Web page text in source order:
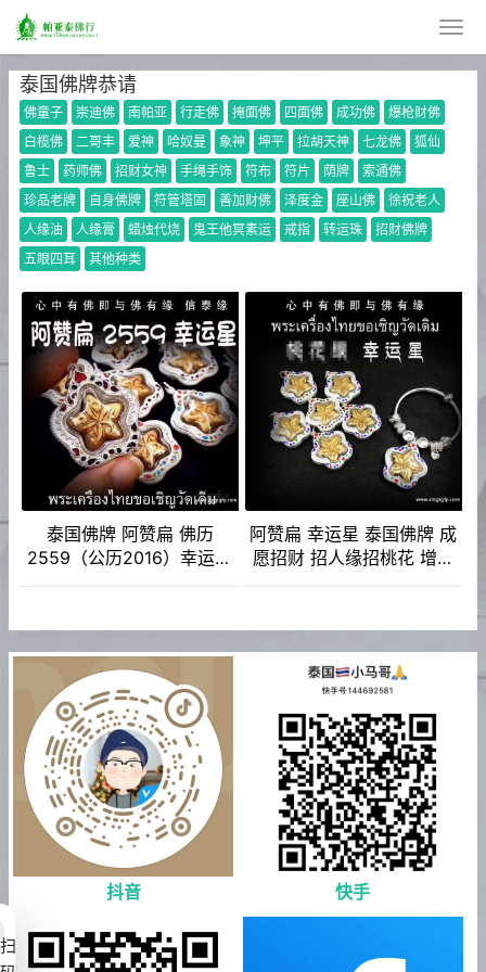
泰国佛牌恭请
佛童子 崇迪佛 南帕亚 行走佛 掩面佛 四面佛 成功佛
爆枪财佛
白榄佛
二哥丰 爱神 哈奴曼 象神 坤平 拉胡天神 七龙佛
狐仙
鲁士
药师佛 招财女神 手绳手饰 符布 符片 荫牌
索通佛
珍品老牌
自身佛牌 符管塔固 善加财佛 泽度金 座山佛
徐祝老人
人缘油
人缘膏 蜡烛代烧 鬼王他冥素运 戒指 转运珠
招财佛牌
五眼四耳
其他种类
泰国佛牌 阿赞扁 佛历
2559（公历2016）幸运星
阿赞扁 幸运星 泰国佛牌 成
愿招财 招人缘招桃花 增强
抖音 快手
扫